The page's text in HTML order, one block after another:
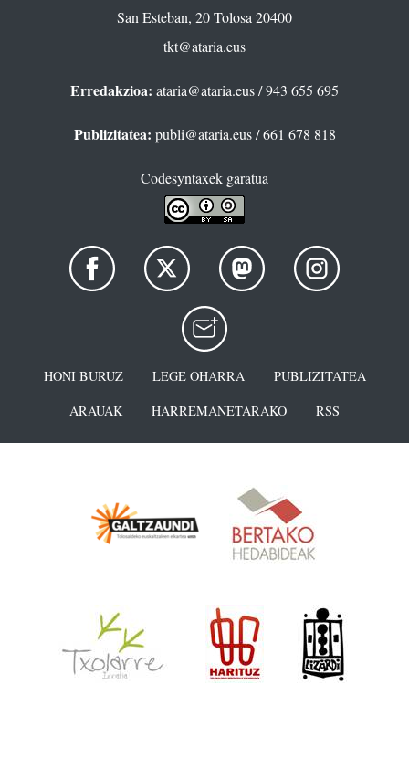
San Esteban, 20 Tolosa 20400
tkt@ataria.eus
Erredakzioa: ataria@ataria.eus/ 943 655 695
Publizitatea: publi@ataria.eus/ 661 678 818
Codesyntaxek garatua
HONI BURUZ LEGE OHARRA
PUBLIZITATEA
ARAUAK
HARREMANETARAKO RSS